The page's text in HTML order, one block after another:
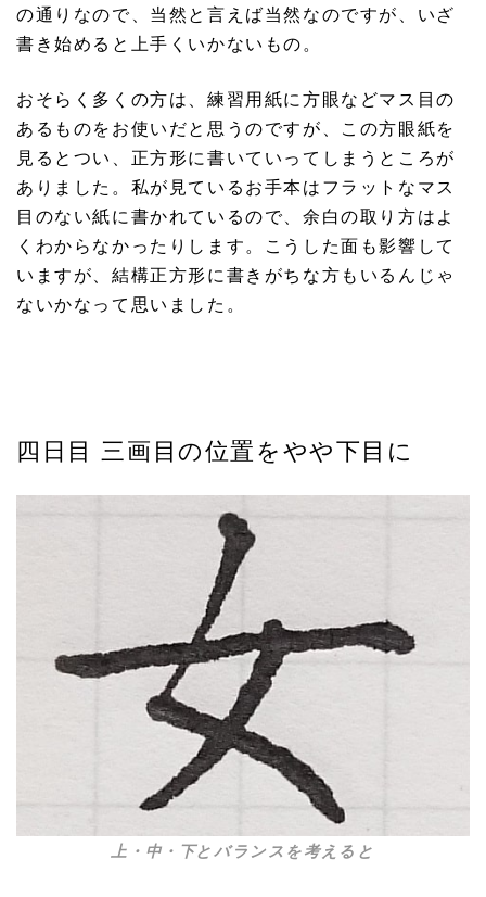
の通りなので、当然と言えば当然なのですが、いざ
書き始めると上手くいかないもの。
おそらく多くの方は、練習用紙に方眼などマス目の
あるものをお使いだと思うのですが、この方眼紙を
見るとつい、正方形に書いていってしまうところが
ありました。私が見ているお手本はフラットなマス
目のない紙に書かれているので、余白の取り方はよ
くわからなかったりします。こうした面も影響して
いますが、結構正方形に書きがちな方もいるんじゃ
ないかなって思いました。
四日目 三画目の位置をやや下目に
上・中・下とバランスを考えると